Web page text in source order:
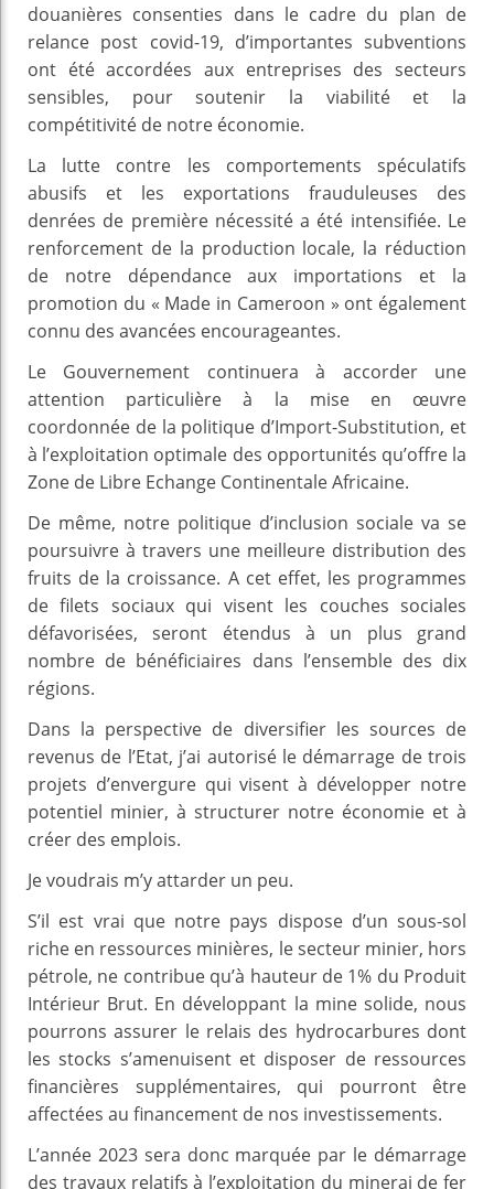
douanières consenties dans le cadre du plan de
relance post covid-19, d’importantes subventions
ont été accordées aux entreprises des secteurs
sensibles, pour soutenir la viabilité et la
compétitivité de notre économie.
La lutte contre les comportements spéculatifs
abusifs et les exportations frauduleuses des
denrées de première nécessité a été intensifiée. Le
renforcement de la production locale, la réduction
de notre dépendance aux importations et la
promotion du « Made in Cameroon » ont également
connu des avancées encourageantes.
Le Gouvernement continuera à accorder une
attention particulière à la mise en œuvre
coordonnée de la politique d’Import-Substitution, et
à l’exploitation optimale des opportunités qu’offre la
Zone de Libre Echange Continentale Africaine.
De même, notre politique d’inclusion sociale va se
poursuivre à travers une meilleure distribution des
fruits de la croissance. A cet effet, les programmes
de filets sociaux qui visent les couches sociales
défavorisées, seront étendus à un plus grand
nombre de bénéficiaires dans l’ensemble des dix
régions.
Dans la perspective de diversifier les sources de
revenus de l’Etat, j’ai autorisé le démarrage de trois
projets d’envergure qui visent à développer notre
potentiel minier, à structurer notre économie et à
créer des emplois.
Je voudrais m’y attarder un peu.
S’il est vrai que notre pays dispose d’un sous-sol
riche en ressources minières, le secteur minier, hors
pétrole, ne contribue qu’à hauteur de 1% du Produit
Intérieur Brut. En développant la mine solide, nous
pourrons assurer le relais des hydrocarbures dont
les stocks s’amenuisent et disposer de ressources
financières supplémentaires, qui pourront être
affectées au financement de nos investissements.
L’année 2023 sera donc marquée par le démarrage
des travaux relatifs à l’exploitation du minerai de fer